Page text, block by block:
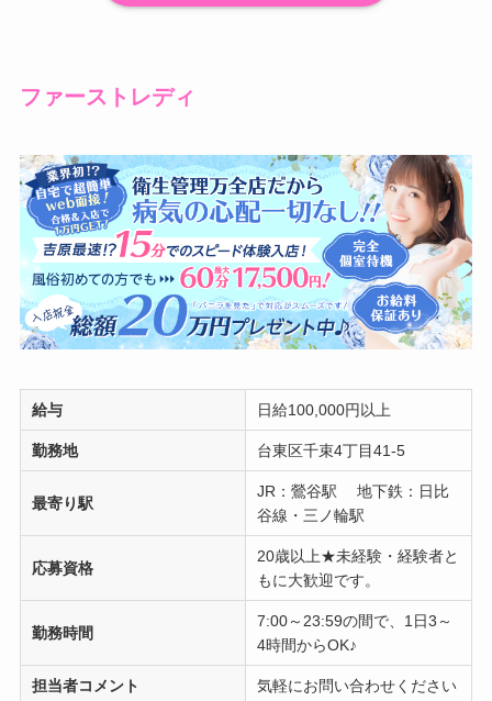
ファーストレディ
給与 日給100,000円以上
勤務地 台東区千束4丁目41-5
最寄り駅
JR：鶯谷駅 地下鉄：日比
谷線・三ノ輪駅
応募資格
20歳以上★未経験・経験者と
もに大歓迎です。
勤務時間
7:00～23:59の間で、1日3～
4時間からOK♪
担当者コメント 気軽にお問い合わせください